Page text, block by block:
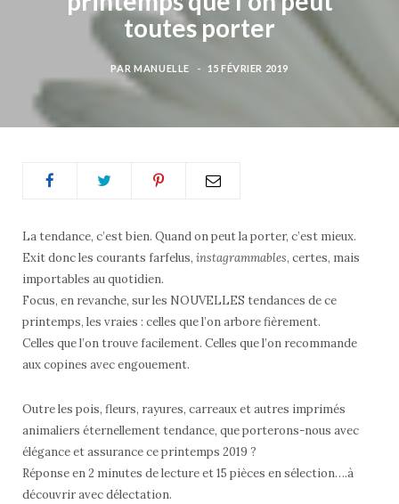
toutes porter
PAR MANUELLE 15 FÉVRIER 2019
La tendance, c’est bien. Quand on peut la porter, c’est mieux.
Exit donc les courants farfelus, instagrammables, certes, mais
importables au quotidien.
Focus, en revanche, sur les NOUVELLES tendances de ce
printemps, les vraies : celles que l’on arbore fièrement.
Celles que l’on trouve facilement. Celles que l’on recommande
aux copines avec engouement.
Outre les pois, fleurs, rayures, carreaux et autres imprimés
animaliers éternellement tendance, que porterons-nous avec
élégance et assurance ce printemps 2019 ?
Réponse en 2 minutes de lecture et 15 pièces en sélection….à
découvrir avec délectation.